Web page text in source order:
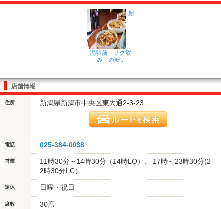
新
潟駅前「サク飲
み」の新...
店舗情報
住所 新潟県新潟市中央区東大通2-3-23
電話 025-384-0038
営業
11時30分～14時30分（14時LO）、 17時～23時30分(2
2時30分LO）
定休 日曜・祝日
席数 30席